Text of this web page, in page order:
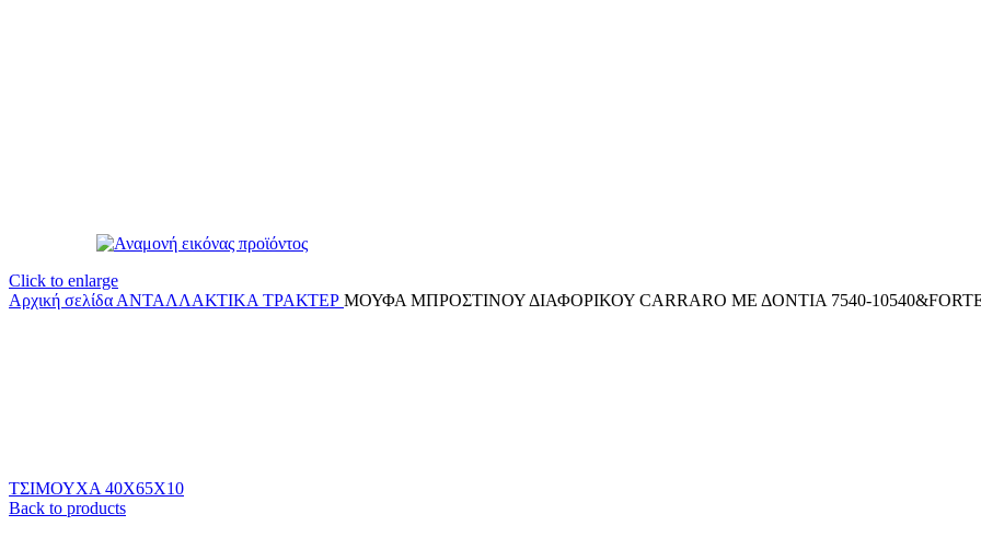
Click to enlarge
Αρχική σελίδα ΑΝΤΑΛΛΑΚΤΙΚΑ ΤΡΑΚΤΕΡ ΜΟΥΦΑ ΜΠΡΟΣΤΙΝΟΥ ΔΙΑΦΟΡΙΚΟΥ CARRARO ΜΕ ΔΟΝΤΙΑ 7540-
ΤΣΙΜΟΥΧΑ 40Χ65Χ10
Back to products